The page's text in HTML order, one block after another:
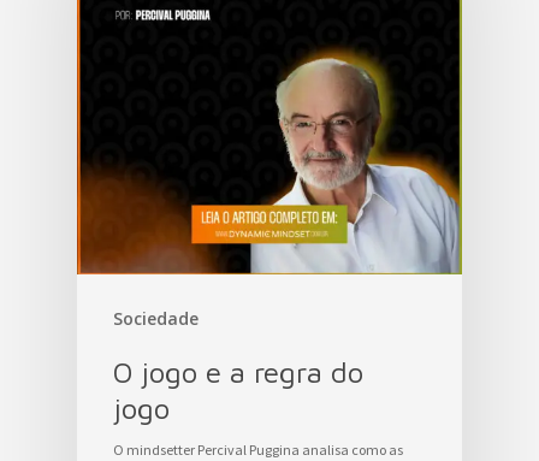
Sociedade
O jogo e a regra do
jogo
O mindsetter Percival Puggina analisa como as